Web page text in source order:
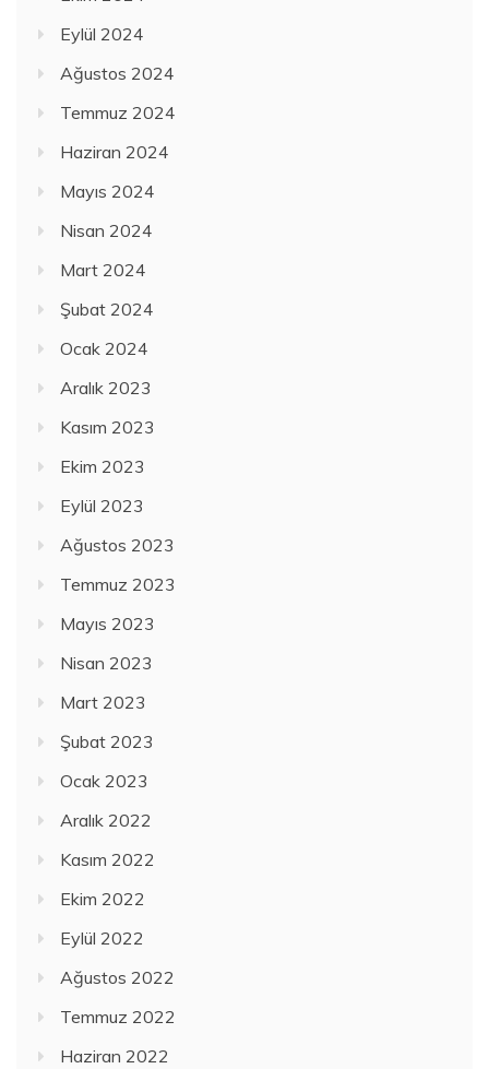
Eylül 2024
Ağustos 2024
Temmuz 2024
Haziran 2024
Mayıs 2024
Nisan 2024
Mart 2024
Şubat 2024
Ocak 2024
Aralık 2023
Kasım 2023
Ekim 2023
Eylül 2023
Ağustos 2023
Temmuz 2023
Mayıs 2023
Nisan 2023
Mart 2023
Şubat 2023
Ocak 2023
Aralık 2022
Kasım 2022
Ekim 2022
Eylül 2022
Ağustos 2022
Temmuz 2022
Haziran 2022